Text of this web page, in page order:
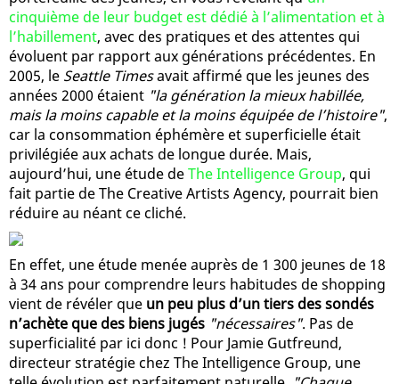
cinquième de leur budget est dédié à l’alimentation et à
l’habillement, avec des pratiques et des attentes qui
évoluent par rapport aux générations précédentes. En
2005, le Seattle Timesavait affirmé que les jeunes des
années 2000 étaient "la génération la mieux habillée,
mais la moins capable et la moins équipée de l’histoire",
car la consommation éphémère et superficielle était
privilégiée aux achats de longue durée. Mais,
aujourd’hui, une étude deThe Intelligence Group, qui
fait partie de The Creative Artists Agency, pourrait bien
réduire au néant ce cliché.
En effet, une étude menée auprès de 1 300 jeunes de 18
à 34 ans pour comprendre leurs habitudes de shopping
vient de révéler que un peu plus d’un tiers des sondés
n’achète que des biens jugés "nécessaires". Pas de
superficialité par ici donc ! Pour Jamie Gutfreund,
directeur stratégie chez The Intelligence Group, une